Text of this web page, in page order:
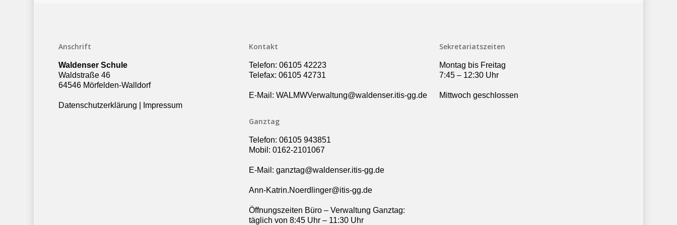
Anschrift
Waldenser Schule
Waldstraße 46
64546 Mörfelden-Walldorf
Datenschutzerklärung Impressum
Kontakt
Telefon: 06105 42223
Telefax: 06105 42731
E-Mail: WALMWVerwaltung@waldenser.itis-gg.de
Ganztag
Telefon: 06105 943851
Mobil: 0162-2101067
E-Mail: ganztag@waldenser.itis-gg.de
Ann-Katrin.Noerdlinger@itis-gg.de
Öffnungszeiten Büro – Verwaltung Ganztag:
täglich von 8:45 Uhr – 11:30 Uhr
Sekretariatszeiten
Montag bis Freitag
7:45 – 12:30 Uhr
Mittwoch geschlossen